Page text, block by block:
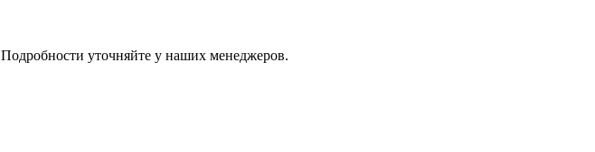
Подробности уточняйте у наших менеджеров.